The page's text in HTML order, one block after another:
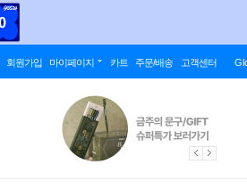
회원가입 마이페이지 카트 주문/배송 고객센터